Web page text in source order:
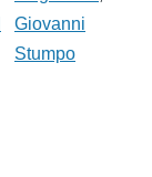
Giovanni
Stumpo